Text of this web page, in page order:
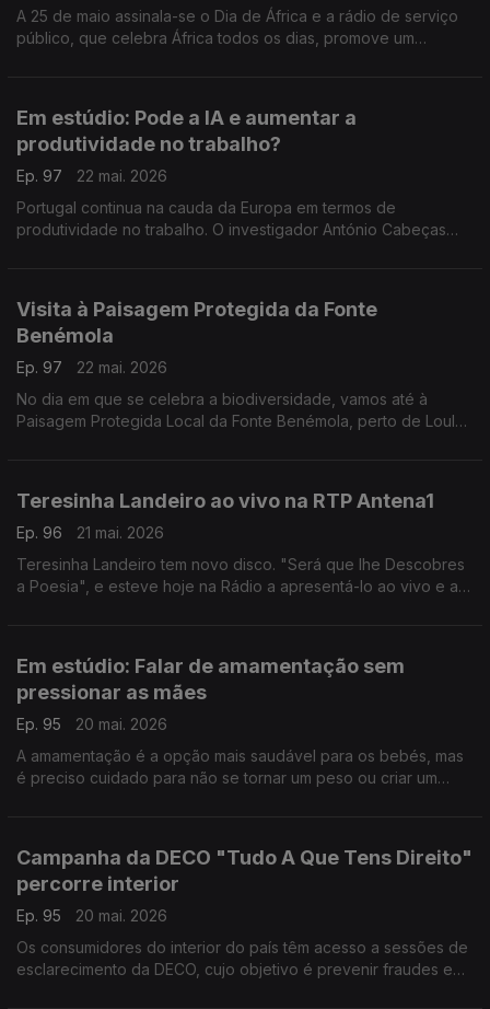
A 25 de maio assinala-se o Dia de África e a rádio de serviço
público, que celebra África todos os dias, promove um
Em estúdio: Pode a IA e aumentar a
produtividade no trabalho?
Ep. 97
22 mai. 2026
Portugal continua na cauda da Europa em termos de
produtividade no trabalho. O investigador António Cabeças
Visita à Paisagem Protegida da Fonte
Benémola
Ep. 97
22 mai. 2026
No dia em que se celebra a biodiversidade, vamos até à
Paisagem Protegida Local da Fonte Benémola, perto de Loulé,
Teresinha Landeiro ao vivo na RTP Antena1
Ep. 96
21 mai. 2026
Teresinha Landeiro tem novo disco. "Será que lhe Descobres
a Poesia", e esteve hoje na Rádio a apresentá-lo ao vivo e a
Em estúdio: Falar de amamentação sem
pressionar as mães
Ep. 95
20 mai. 2026
A amamentação é a opção mais saudável para os bebés, mas
é preciso cuidado para não se tornar um peso ou criar um
Campanha da DECO "Tudo A Que Tens Direito"
percorre interior
Ep. 95
20 mai. 2026
Os consumidores do interior do país têm acesso a sessões de
esclarecimento da DECO, cujo objetivo é prevenir fraudes e